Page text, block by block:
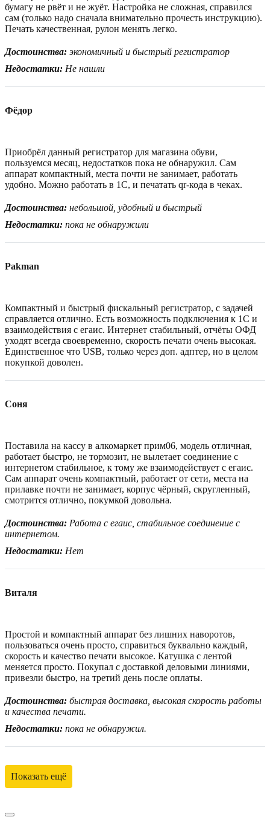
бумагу не рвёт и не жуёт. Настройка не сложная, справился
сам (только надо сначала внимательно прочесть инструкцию).
Печать качественная, рулон менять легко.
Достоинства: экономичный и быстрый регистратор
Недостатки: Не нашли
Фёдор
Приобрёл данный регистратор для магазина обуви,
пользуемся месяц, недостатков пока не обнаружил. Сам
аппарат компактный, места почти не занимает, работать
удобно. Можно работать в 1С, и печатать qr-кода в чеках.
Достоинства: небольшой, удобный и быстрый
Недостатки: пока не обнаружили
Pakman
Компактный и быстрый фискальный регистратор, с задачей
справляется отлично. Есть возможность подключения к 1С и
взаимодействия с егаис. Интернет стабильный, отчёты ОФД
уходят всегда своевременно, скорость печати очень высокая.
Единственное что USB, только через доп. адптер, но в целом
покупкой доволен.
Соня
Поставила на кассу в алкомаркет прим06, модель отличная,
работает быстро, не тормозит, не вылетает соединение с
интернетом стабильное, к тому же взаимодействует с егаис.
Сам аппарат очень компактный, работает от сети, места на
прилавке почти не занимает, корпус чёрный, скругленный,
смотрится отлично, покумкой довольна.
Достоинства: Работа с егаис, стабильное соединение с
интернетом.
Недостатки: Нет
Виталя
Простой и компактный аппарат без лишних наворотов,
пользоваться очень просто, справиться буквально каждый,
скорость и качество печати высокое. Катушка с лентой
меняется просто. Покупал с доставкой деловыми линиями,
привезли быстро, на третий день после оплаты.
Достоинства: быстрая доставка, высокая скорость работы
и качества печати.
Недостатки: пока не обнаружил.
Показать ещё